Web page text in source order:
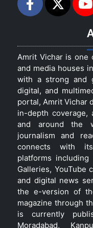
Amrit Vichar is one
and media houses
with a strong and
digital, and
portal, Amrit Vichar
in-depth coverage,
and around the
journalism and
connects with
platforms
Galleries, YouTube
and digital news
the e-version of
magazine through
is currently
Moradabad,